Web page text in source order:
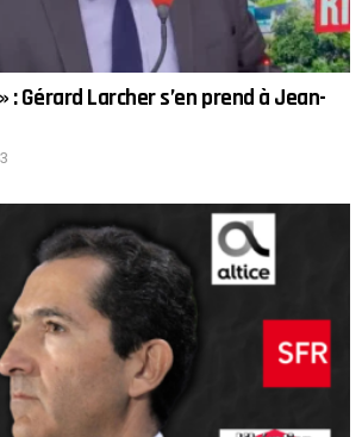
: Gérard Larcher s’en prend à Jean-